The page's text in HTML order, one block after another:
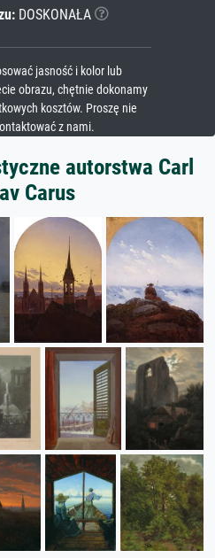
DOSKONAŁA
jasność i kolor lub
obrazu, chętnie dokonamy
kosztów. Proszę nie
z nami.
autorstwa Carl
Carus